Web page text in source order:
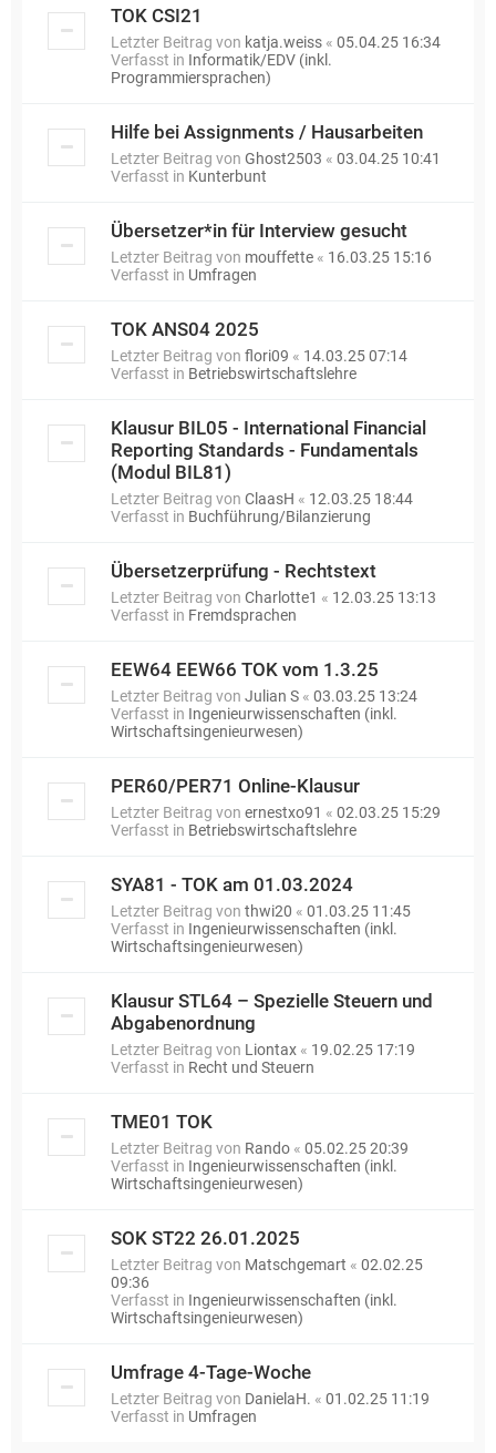
TOK CSI21
Letzter Beitrag von katja.weiss « 05.04.25 16:34
Verfasst in Informatik/EDV (inkl.
Programmiersprachen)
Hilfe bei Assignments / Hausarbeiten
Letzter Beitrag von Ghost2503 « 03.04.25 10:41
Verfasst in Kunterbunt
Übersetzer*in für Interview gesucht
Letzter Beitrag von mouffette « 16.03.25 15:16
Verfasst in Umfragen
TOK ANS04 2025
Letzter Beitrag von flori09 « 14.03.25 07:14
Verfasst in Betriebswirtschaftslehre
Klausur BIL05 - International Financial
Reporting Standards - Fundamentals
(Modul BIL81)
Letzter Beitrag von ClaasH « 12.03.25 18:44
Verfasst in Buchführung/Bilanzierung
Übersetzerprüfung - Rechtstext
Letzter Beitrag von Charlotte1 « 12.03.25 13:13
Verfasst in Fremdsprachen
EEW64 EEW66 TOK vom 1.3.25
Letzter Beitrag von Julian S « 03.03.25 13:24
Verfasst in Ingenieurwissenschaften (inkl.
Wirtschaftsingenieurwesen)
PER60/PER71 Online-Klausur
Letzter Beitrag von ernestxo91 « 02.03.25 15:29
Verfasst in Betriebswirtschaftslehre
SYA81 - TOK am 01.03.2024
Letzter Beitrag von thwi20 « 01.03.25 11:45
Verfasst in Ingenieurwissenschaften (inkl.
Wirtschaftsingenieurwesen)
Klausur STL64 – Spezielle Steuern und
Abgabenordnung
Letzter Beitrag von Liontax « 19.02.25 17:19
Verfasst in Recht und Steuern
TME01 TOK
Letzter Beitrag von Rando « 05.02.25 20:39
Verfasst in Ingenieurwissenschaften (inkl.
Wirtschaftsingenieurwesen)
SOK ST22 26.01.2025
Letzter Beitrag von Matschgemart « 02.02.25
09:36
Verfasst in Ingenieurwissenschaften (inkl.
Wirtschaftsingenieurwesen)
Umfrage 4-Tage-Woche
Letzter Beitrag von DanielaH. « 01.02.25 11:19
Verfasst in Umfragen